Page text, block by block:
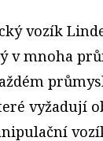
vozík
v mnoha
vyžadují